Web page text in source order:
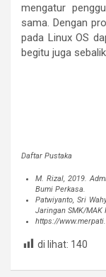
mengatur
sama. Dengan
pada Linux OS
begitu juga
Daftar Pustaka
M. Rizal, 2019.
Bumi Perkasa.
Patwiyanto, Sri
Jaringan SMK/MAK
https://
di lihat: 140